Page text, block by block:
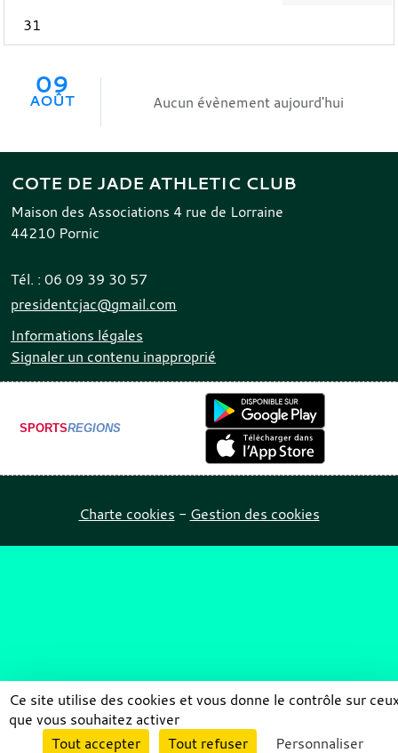
31
09
AOÛT Aucun évènement aujourd'hui
COTE DE JADE ATHLETIC CLUB
Maison des Associations 4 rue de Lorraine
44210 Pornic
Tél. : 06 09 39 30 57
presidentcjac@gmail.com
Informations légales
Signaler un contenu inapproprié
SPORTSREGIONS
Charte cookies Gestion des cookies
Envie de participer ? Connexion
Ce site utilise des cookies et vous donne le contrôle sur
que vous souhaitez activer
Tout accepter
Tout refuser Personnaliser